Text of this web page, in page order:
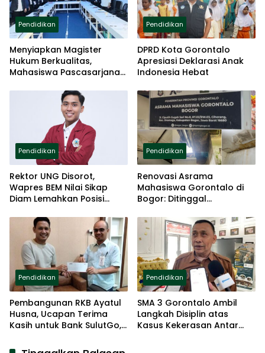
Pendidikan
Menyiapkan Magister
Hukum Berkualitas,
Mahasiswa Pascasarjana
Pendidikan
DPRD Kota Gorontalo
Apresiasi Deklarasi Anak
Indonesia Hebat
Pendidikan
Rektor UNG Disorot,
Wapres BEM Nilai Sikap
Diam Lemahkan Posisi
Pendidikan
Renovasi Asrama
Mahasiswa Gorontalo di
Bogor: Ditinggal
Donatur
Pendidikan
Pembangunan RKB Ayatul
Husna, Ucapan Terima
Kasih untuk Bank SulutGo,
Masyarakat
Pendidikan
SMA 3 Gorontalo Ambil
Langkah Disiplin atas
Kasus Kekerasan Antar